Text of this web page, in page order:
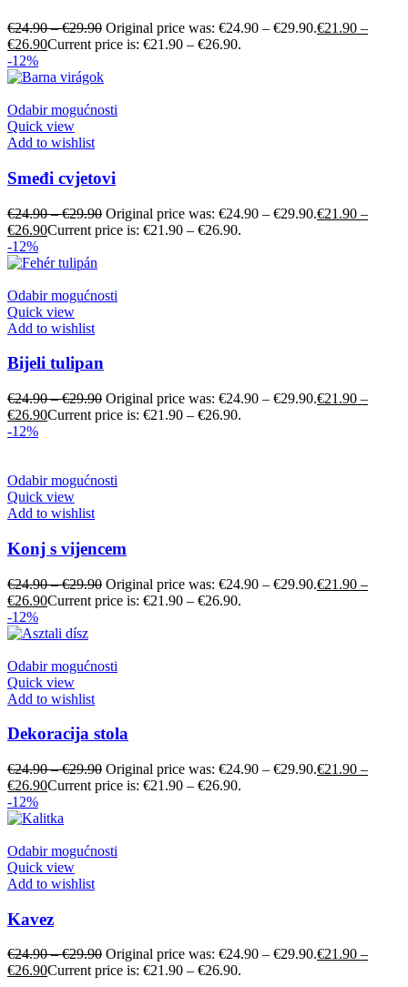
€24.90–€29.90 Original price was: €24.90 – €29.90.€21.90 –
€26.90Current price is: €21.90 – €26.90.
-12%
Odabir mogućnosti
Quick view
Add to wishlist
Smeđi cvjetovi
€24.90–€29.90 Original price was: €24.90 – €29.90.€21.90 –
€26.90Current price is: €21.90 – €26.90.
-12%
Odabir mogućnosti
Quick view
Add to wishlist
Bijeli tulipan
€24.90–€29.90 Original price was: €24.90 – €29.90.€21.90 –
€26.90Current price is: €21.90 – €26.90.
-12%
Odabir mogućnosti
Quick view
Add to wishlist
Konj s vijencem
€24.90–€29.90 Original price was: €24.90 – €29.90.€21.90 –
€26.90Current price is: €21.90 – €26.90.
-12%
Odabir mogućnosti
Quick view
Add to wishlist
Dekoracija stola
€24.90–€29.90 Original price was: €24.90 – €29.90.€21.90 –
€26.90Current price is: €21.90 – €26.90.
-12%
Odabir mogućnosti
Quick view
Add to wishlist
Kavez
€24.90–€29.90 Original price was: €24.90 – €29.90.€21.90 –
€26.90Current price is: €21.90 – €26.90.